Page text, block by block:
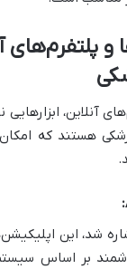
و
آنلاین، ابزارهایی
هستند که
شد، این
بر اساس سیستم